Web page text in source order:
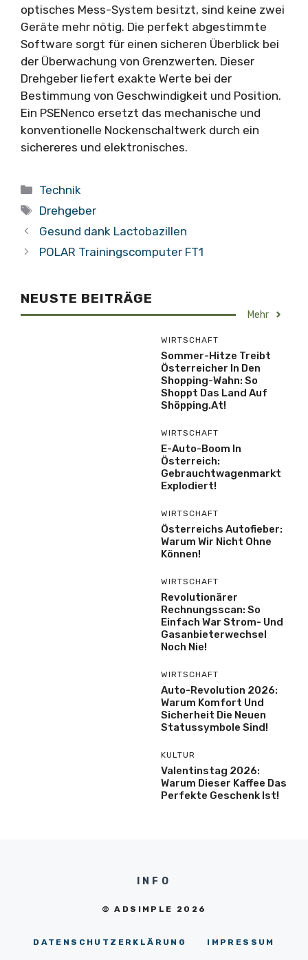
optisches Mess-System besitzt, sind keine zwei
Geräte mehr nötig. Die perfekt abgestimmte
Software sorgt für einen sicheren Überblick bei
der Überwachung von Grenzwerten. Dieser
Drehgeber liefert exakte Werte bei der
Bestimmung von Geschwindigkeit und Position.
Ein PSENenco ersetzt das mechanische und
konventionelle Nockenschaltwerk durch ein
sichereres und elektronisches.
Kategorien
Technik
Schlagwörter
Drehgeber
Gesund dank Lactobazillen
POLAR Trainingscomputer FT1
NEUSTE BEITRÄGE
Mehr
WIRTSCHAFT
Sommer-Hitze Treibt
Österreicher In Den
Shopping-Wahn: So
Shoppt Das Land Auf
Shöpping.at!
WIRTSCHAFT
E-Auto-Boom In
Österreich:
Gebrauchtwagenmarkt
Explodiert!
WIRTSCHAFT
Österreichs Autofieber:
Warum Wir Nicht Ohne
Können!
WIRTSCHAFT
Revolutionärer
Rechnungsscan: So
Einfach War Strom- Und
Gasanbieterwechsel
Noch Nie!
WIRTSCHAFT
Auto-Revolution 2026:
Warum Komfort Und
Sicherheit Die Neuen
Statussymbole Sind!
KULTUR
Valentinstag 2026:
Warum Dieser Kaffee Das
Perfekte Geschenk Ist!
INFO
© ADSIMPLE 2026
DATENSCHUTZERKLÄRUNG IMPRESSUM